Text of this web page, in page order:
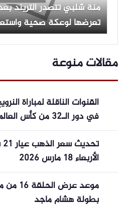
منة شلبي تتصدر التريند
تعرضها لوعكة صحية
جراحية
مقالات منوعة
القنوات الناقلة لمباراة
في دور الـ32 من كأس العالم 2026
الأربعاء 18 مارس 2026
بطولة هشام ماجد